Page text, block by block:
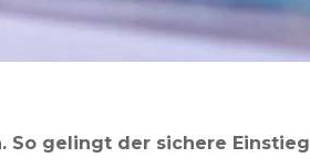
So gelingt der sichere Einstieg